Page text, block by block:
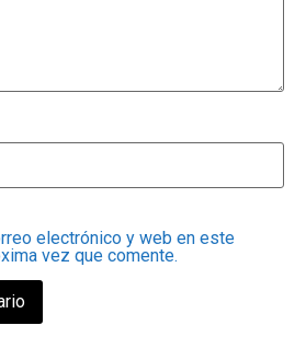
electrónico y web en este
vez que comente.